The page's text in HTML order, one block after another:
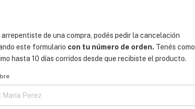
arrepentiste de una compra, podés pedir la cancelación
este formulario con tu número de orden. Tenés como
hasta 10 días corridos desde que recibiste el producto.